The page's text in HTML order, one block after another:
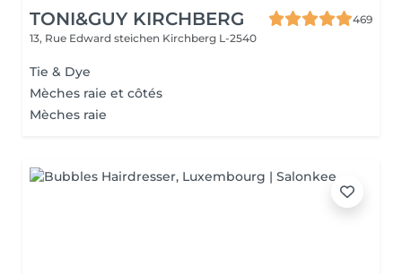
TONI&GUY KIRCHBERG
469
13, Rue Edward steichen Kirchberg L-2540
Tie & Dye
Mèches raie et côtés
Mèches raie